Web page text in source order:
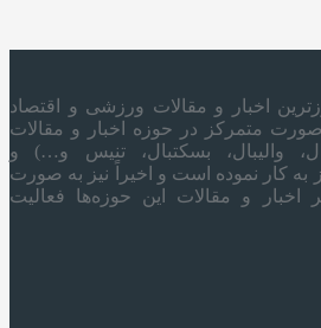
اخبار و مقالات ورزشی و اقتصاد
از سال 1395 به صورت متمرکز در حوزه اخبار و مقالات
والیبال، بسکتبال، تنیس و…) و
به کار نموده است و اخیراً نیز به صورت
و مقالات این حوزه‌ها فعالیت